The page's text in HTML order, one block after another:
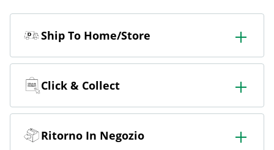
Ship To Home/Store
Ordinate in negozio e fatevelo consegnare in negozio o
a casa.
Click & Collect
Ordina online e ritira gratuitamente in negozio.
Ritorno In Negozio